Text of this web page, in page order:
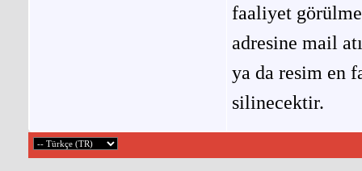
faaliyet
adresine mail
ya da resim en
silinecektir.